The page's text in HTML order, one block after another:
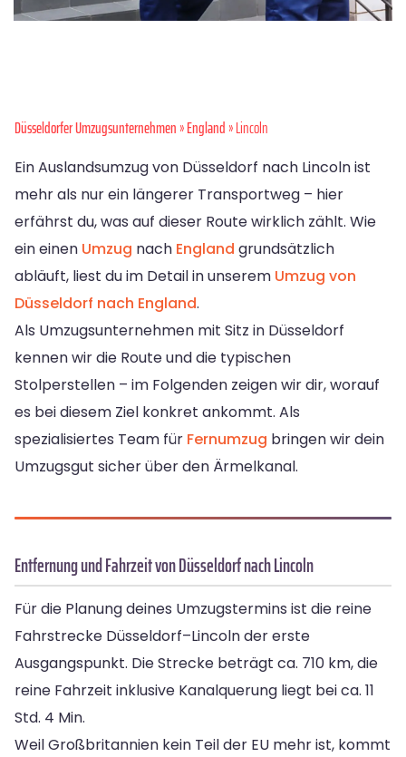
Düsseldorfer Umzugsunternehmen»England» Lincoln
Ein Auslandsumzug von Düsseldorf nach Lincoln ist
mehr als nur ein längerer Transportweg – hier
erfährst du, was auf dieser Route wirklich zählt. Wie
ein einen Umzug nach England grundsätzlich
abläuft, liest du im Detail in unserem Umzug von
Düsseldorf nach England.
Als Umzugsunternehmen mit Sitz in Düsseldorf
kennen wir die Route und die typischen
Stolperstellen – im Folgenden zeigen wir dir, worauf
es bei diesem Ziel konkret ankommt. Als
spezialisiertes Team für Fernumzug bringen wir dein
Umzugsgut sicher über den Ärmelkanal.
Entfernung und Fahrzeit von Düsseldorf nach Lincoln
Für die Planung deines Umzugstermins ist die reine
Fahrstrecke Düsseldorf–Lincoln der erste
Ausgangspunkt. Die Strecke beträgt ca. 710 km, die
reine Fahrzeit inklusive Kanalquerung liegt bei ca. 11
Std. 4 Min.
Weil Großbritannien kein Teil der EU mehr ist, kommt